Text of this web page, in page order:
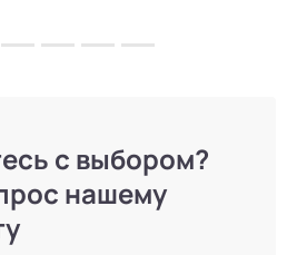
с выбором?
нашему